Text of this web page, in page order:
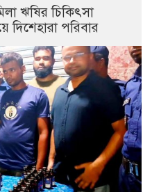
ঋষির চিকিৎসা
দিশেহারা পরিবার